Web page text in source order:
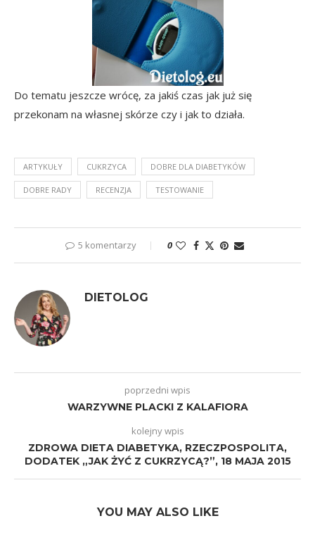
Do tematu jeszcze wrócę, za jakiś czas jak już się
przekonam na własnej skórze czy i jak to działa.
ARTYKUŁY CUKRZYCA DOBRE DLA DIABETYKÓW
DOBRE RADY RECENZJA TESTOWANIE
5 komentarzy 0
DIETOLOG
poprzedni wpis
WARZYWNE PLACKI Z KALAFIORA
kolejny wpis
ZDROWA DIETA DIABETYKA, RZECZPOSPOLITA,
DODATEK „JAK ŻYĆ Z CUKRZYCĄ?”, 18 MAJA 2015
YOU MAY ALSO LIKE